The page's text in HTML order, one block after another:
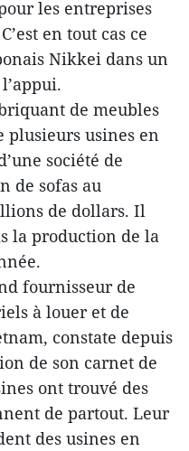
les entreprises
en tout cas ce
Nikkei dans un
de meubles
plusieurs usines en
société de
de sofas au
de dollars. Il
la production de la
fournisseur de
à louer et de
constate depuis
de son carnet de
ont trouvé des
de partout. Leur
des usines en